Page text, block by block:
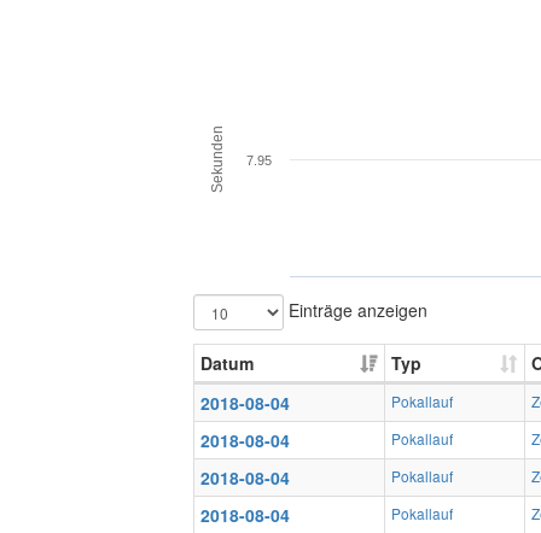
Sekunden 7.95
Einträge anzeigen
Datum Typ
2018-08-04
Pokallauf
2018-08-04 Pokallauf
2018-08-04 Pokallauf
2018-08-04 Pokallauf